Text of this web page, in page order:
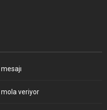
veriyor